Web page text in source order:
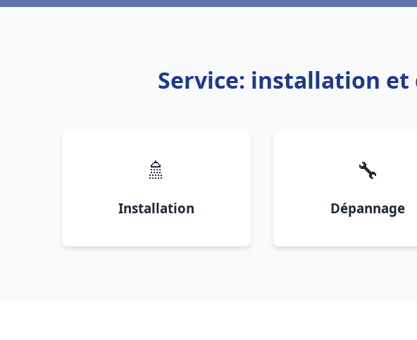
Service: installation et
🚿
Installation
🔧
Dépannage